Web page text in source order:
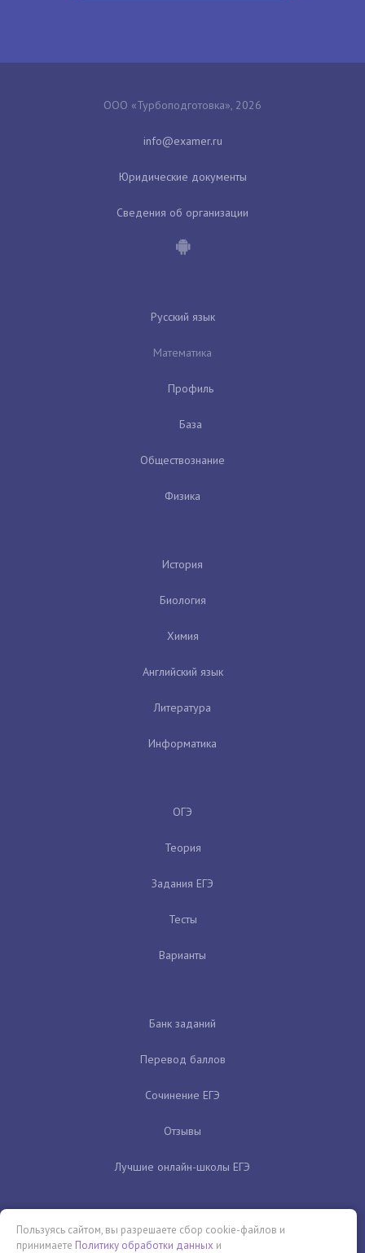
ООО «Турбоподготовка», 2026
Юридические документы
Сведения об организации
Русский язык
Математика
Профиль
База
Обществознание
Физика
История
Биология
Химия
Английский язык
Литература
Информатика
ОГЭ
Теория
Задания ЕГЭ
Тесты
Варианты
Банк заданий
Перевод баллов
Сочинение ЕГЭ
Отзывы
Лучшие онлайн-школы ЕГЭ
Пользуясь сайтом, вы разрешаете сбор cookie-файлов и
принимаете Политику обработки данных и